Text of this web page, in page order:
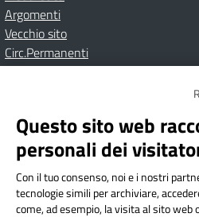
Argomenti
Vecchio sito
Circ.Permanenti
Dichiarazione di accessibilità
Istituto Comprensivo
Via Cesare Bollea n. 3 - 10064
Questo sito web
personali dei
Con il tuo consenso, noi e i nostri
tecnologie simili per archiviare,
come, ad esempio, la visita al sito web